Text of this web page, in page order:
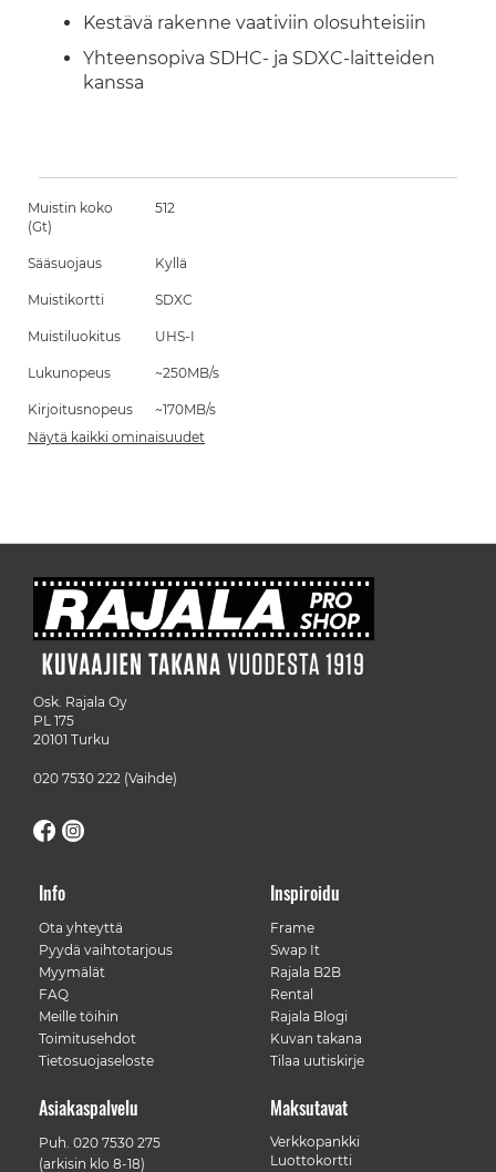
Kestävä rakenne vaativiin olosuhteisiin
Yhteensopiva SDHC- ja SDXC-laitteiden
kanssa
Muistin koko
(Gt)
512
Sääsuojaus Kyllä
Muistikortti SDXC
Muistiluokitus UHS-I
Lukunopeus ~250MB/s
Kirjoitusnopeus
~170MB/s
Näytä kaikki ominaisuudet
Osk. Rajala Oy
PL 175
20101 Turku
020 7530 222 (Vaihde)
Info
Ota yhteyttä
Pyydä vaihtotarjous
Myymälät
FAQ
Meille töihin
Toimitusehdot
Tietosuojaseloste
Inspiroidu
Frame
Swap It
Rajala B2B
Rental
Rajala Blogi
Kuvan takana
Tilaa uutiskirje
Maksutavat
Verkkopankki
Luottokortti
Asiakaspalvelu
Puh. 020 7530 275
(arkisin klo 8-18)